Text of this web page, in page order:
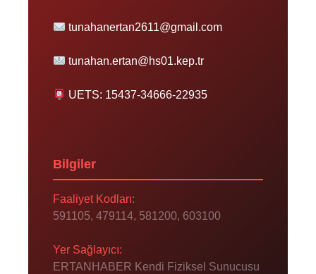
tunahanertan2611@gmail.com
tunahan.ertan@hs01.kep.tr
UETS: 15437-34666-22935
Bilgiler
Faaliyet Kodları:
591105, 479114, 581200, 603100
Yer Sağlayıcı:
ERTANHABER Kendi Fiziksel Sunucusu